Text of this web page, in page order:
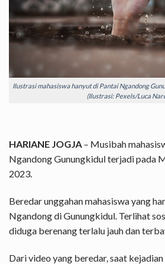
Ilustrasi mahasiswa hanyut di Pantai Ngandong
(Ilustrasi: Pexels/Luca
HARIANE JOGJA – Musibah
Ngandong Gunungkidul terjadi pada
2023.
Beredar unggahan mahasiswa yang
Ngandong di Gunungkidul. Terlihat
diduga berenang terlalu jauh dan
Dari video yang beredar, saat